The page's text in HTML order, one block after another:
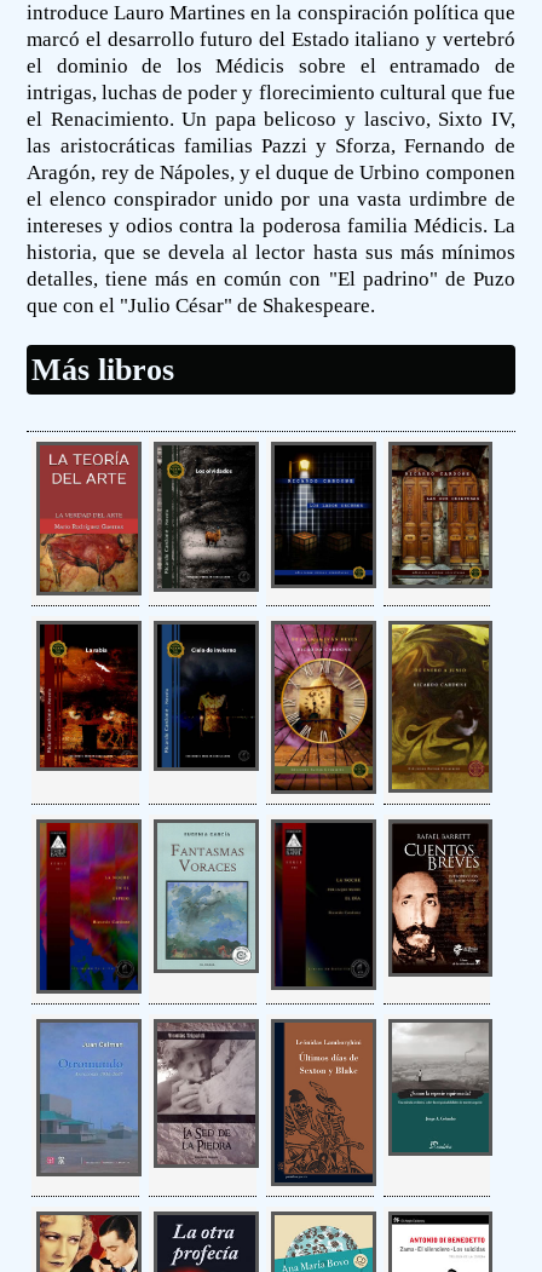
introduce Lauro Martines en la conspiración política que
marcó el desarrollo futuro del Estado italiano y vertebró
el dominio de los Médicis sobre el entramado de
intrigas, luchas de poder y florecimiento cultural que fue
el Renacimiento. Un papa belicoso y lascivo, Sixto IV,
las aristocráticas familias Pazzi y Sforza, Fernando de
Aragón, rey de Nápoles, y el duque de Urbino componen
el elenco conspirador unido por una vasta urdimbre de
intereses y odios contra la poderosa familia Médicis. La
historia, que se devela al lector hasta sus más mínimos
detalles, tiene más en común con "El padrino" de Puzo
que con el "Julio César" de Shakespeare.
Más libros